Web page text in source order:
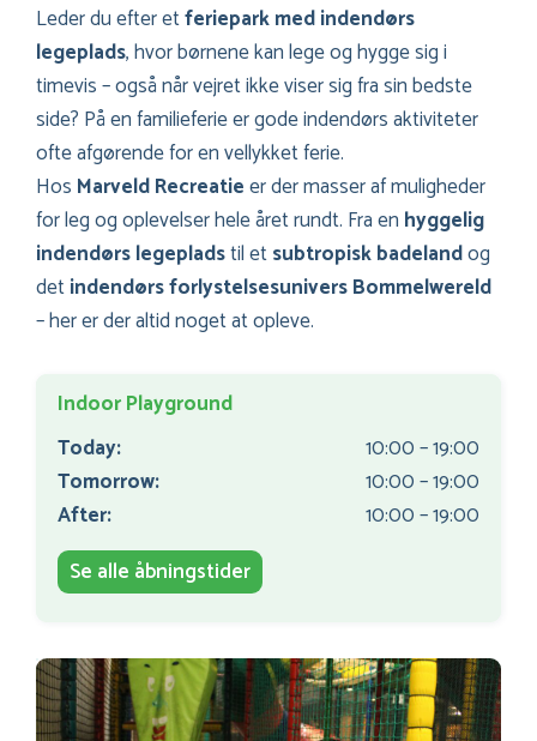
Leder du efter etferiepark med indendørs
legeplads, hvor børnene kan lege og hygge sig i
timevis – også når vejret ikke viser sig fra sin bedste
side? På en familieferie er gode indendørs aktiviteter
ofte afgørende for en vellykket ferie.
Hos Marveld Recreatieer der masser af muligheder
for leg og oplevelser hele året rundt. Fra en hyggelig
indendørs legepladstil etsubtropisk badelandog
detindendørs forlystelsesunivers Bommelwereld
– her er der altid noget at opleve.
Indoor Playground
Today:
10:00 – 19:00
Tomorrow:
10:00 – 19:00
After:
10:00 – 19:00
Se alle åbningstider